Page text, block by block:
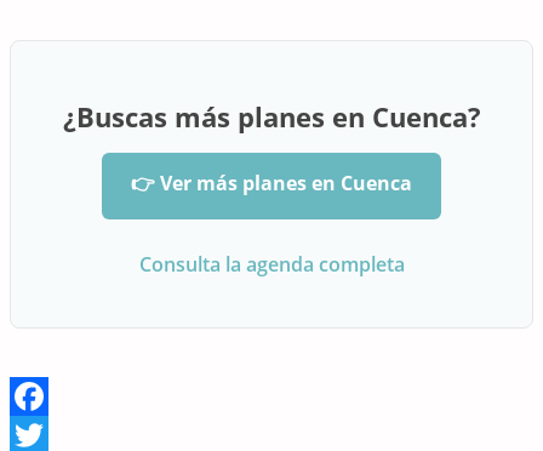
¿Buscas más planes en Cuenca?
👉 Ver más planes en Cuenca
Consulta la agenda completa
Facebook